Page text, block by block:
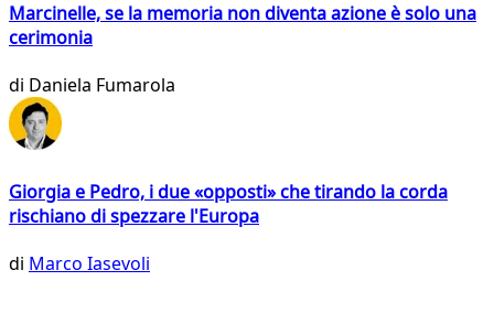
Marcinelle, se la memoria non diventa azione è solo una
cerimonia
di Daniela Fumarola
Giorgia e Pedro, i due «opposti» che tirando la corda
rischiano di spezzare l'Europa
di Marco Iasevoli